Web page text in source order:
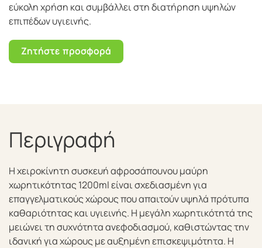
εύκολη χρήση και συμβάλλει στη διατήρηση υψηλών
επιπέδων υγιεινής.
Ζητήστε προσφορά
Περιγραφή
Η χειροκίνητη συσκευή αφροσάπουνου μαύρη
χωρητικότητας 1200ml είναι σχεδιασμένη για
επαγγελματικούς χώρους που απαιτούν υψηλά πρότυπα
καθαριότητας και υγιεινής. Η μεγάλη χωρητικότητά της
μειώνει τη συχνότητα ανεφοδιασμού, καθιστώντας την
ιδανική για χώρους με αυξημένη επισκεψιμότητα. Η